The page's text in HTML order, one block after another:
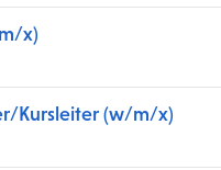
x)
Kursleiter (w/m/x)